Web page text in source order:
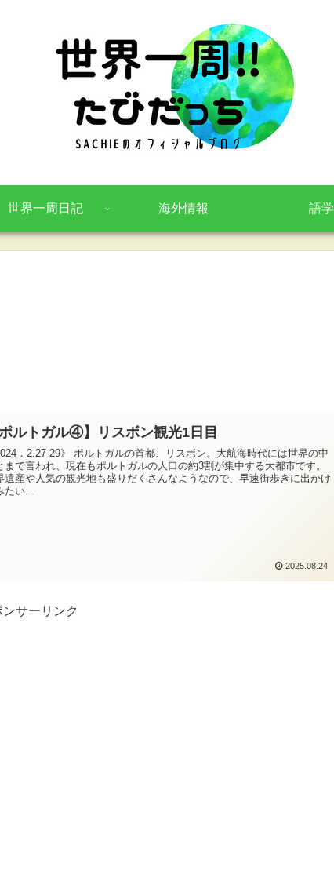
世界一周日記 海外情報 語学
ポルトガル④】リスボン観光1日目
．2.27-29》 ポルトガルの首都、リスボン。大航海時代には世界の中
まで言われ、現在もポルトガルの人口の約3割が集中する大都市です。
遺産や人気の観光地も盛りだくさんなようなので、早速街歩きに出かけ
たい...
2025.08.24
ンサーリンク